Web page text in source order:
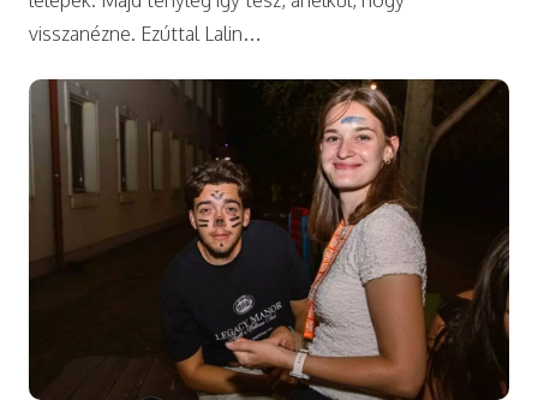
visszanézne. Ezúttal Lalin…